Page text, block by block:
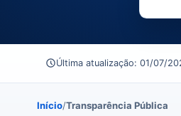
Última atualização: 01/07/
Início/Transparência Pública